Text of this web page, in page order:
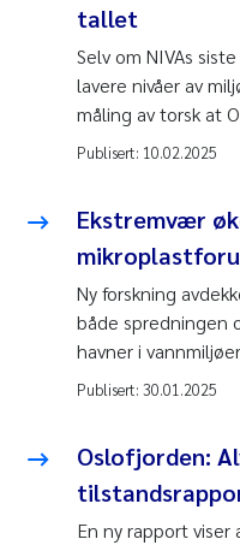
tallet
Selv om NIVAs
lavere nivåer av
måling av torsk at
Publisert: 10.02.2025
Ekstremvær
Ny forskning
både spredningen
havner i
Publisert: 30.01.2025
Oslofjorden:
En ny rapport